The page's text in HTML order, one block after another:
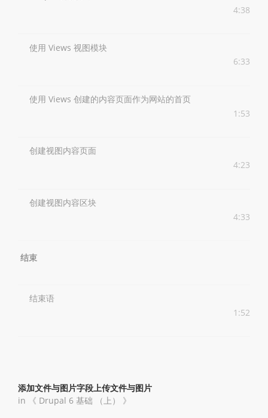
4:38
使用 Views 视图模块
6:33
使用 Views 创建的内容页面作为网站的首页
1:53
创建视图内容页面
4:23
创建视图内容区块
4:33
结束
结束语
1:52
添加文件与图片字段上传文件与图片
in 《 Drupal 6 基础 （上） 》